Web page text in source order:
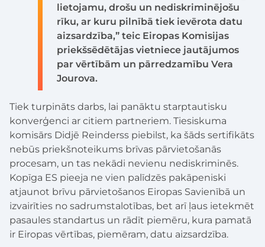
lietojamu, drošu un nediskriminējošu
rīku, ar kuru pilnībā tiek ievērota datu
aizsardzība,” teic Eiropas Komisijas
priekšsēdētājas vietniece jautājumos
par vērtībām un pārredzamību Vera
Jourova.
Tiek turpināts darbs, lai panāktu starptautisku
konverģenci ar citiem partneriem. Tiesiskuma
komisārs Didjē Reinderss piebilst, ka šāds sertifikāts
nebūs priekšnoteikums brīvas pārvietošanās
procesam, un tas nekādi nevienu nediskriminēs.
Kopīga ES pieeja ne vien palīdzēs pakāpeniski
atjaunot brīvu pārvietošanos Eiropas Savienībā un
izvairīties no sadrumstalotības, bet arī ļaus ietekmēt
pasaules standartus un rādīt piemēru, kura pamatā
ir Eiropas vērtības, piemēram, datu aizsardzība.